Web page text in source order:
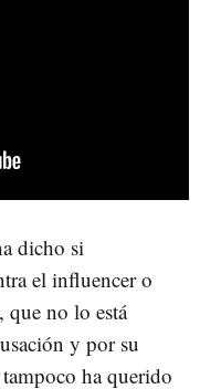
dicho si
el influencer o
que no lo está
y por su
ha querido